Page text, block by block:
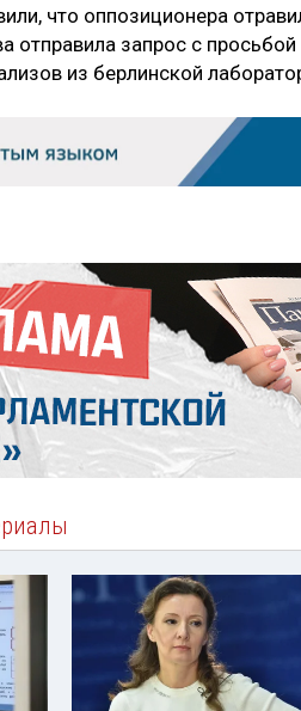
что оппозиционера
отправила запрос с
из берлинской